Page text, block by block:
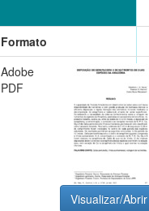
Formato
Adobe
PDF
Visualizar/Abrir